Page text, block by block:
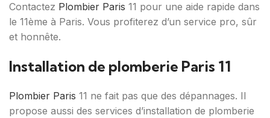
Contactez Plombier Paris 11 pour une aide rapide dans
le 11ème à Paris. Vous profiterez d’un service pro, sûr
et honnête.
Installation de plomberie Paris 11
Plombier Paris 11 ne fait pas que des dépannages. Il
propose aussi des services d’installation de plomberie